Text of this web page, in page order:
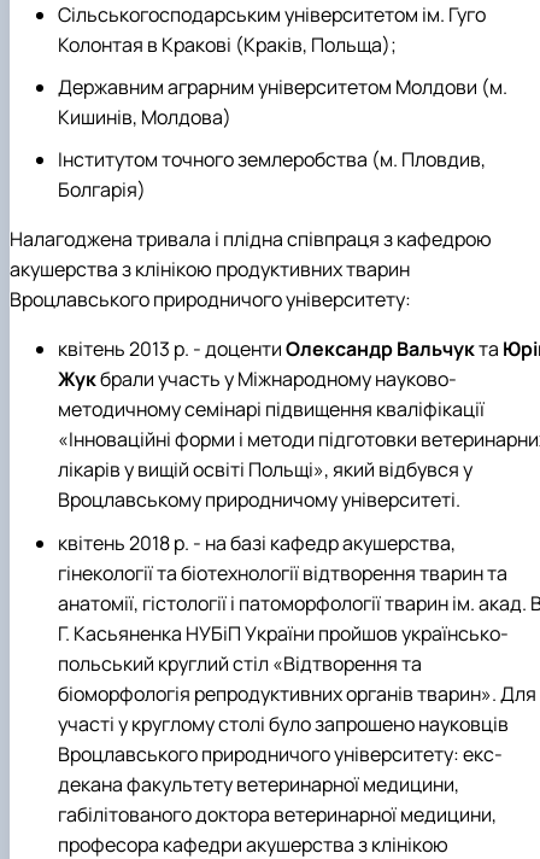
Сільськогосподарським університетом ім. Гуго
Колонтая в Кракові (Краків, Польща);
Державним аграрним університетом Молдови (м.
Кишинів, Молдова)
Інститутом точного землеробства (м. Пловдив,
Болгарія)
Налагоджена тривала і плідна співпраця з кафедрою
акушерства з клінікою продуктивних тварин
Вроцлавського природничого університету:
квітень 2013 р. - доцентиОлександр Вальчукта
Жукбрали участь у Міжнародному науково-
методичному семінарі підвищення кваліфікації
«Інноваційні форми і методи підготовки
лікарів у вищій освіті Польщі», який відбувся у
Вроцлавському природничому університеті.
квітень 2018 р. - на базі кафедр акушерства,
гінекології та біотехнології відтворення тварин та
анатомії, гістології і патоморфології тварин ім. акад.
Г. Касьяненка НУБіП України пройшов українсько-
польський круглий стіл «Відтворення та
біоморфологія репродуктивних органів тварин». Для
участі у круглому столі було запрошено науковців
Вроцлавського природничого університету: екс-
декана факультету ветеринарної медицини,
габілітованого доктора ветеринарної медицини,
професора кафедри акушерства з клінікою